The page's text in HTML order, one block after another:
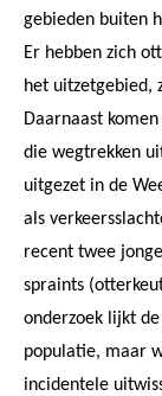
gebieden buiten
Er hebben zich
het uitzetgebied,
Daarnaast
die wegtrekken
uitgezet in de
als
recent twee
spraints
onderzoek lijkt
populatie, maar
incidentele